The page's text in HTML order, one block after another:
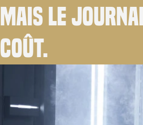
Mais le
coût.